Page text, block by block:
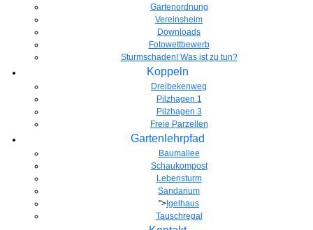
Gartenordnung
Vereinsheim
Downloads
Fotowettbewerb
Sturmschaden! Was ist zu tun?
Koppeln
Dreibekenweg
Pilzhagen 1
Pilzhagen 3
Freie Parzellen
Gartenlehrpfad
Baumallee
Schaukompost
Lebensturm
Sandarium
"> Igelhaus
Tauschregal